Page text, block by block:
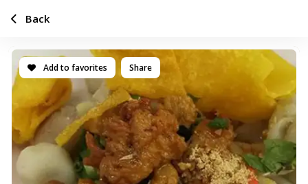
Add to favorites Share
Back